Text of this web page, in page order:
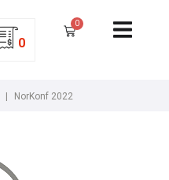
0
0
NorKonf 2022